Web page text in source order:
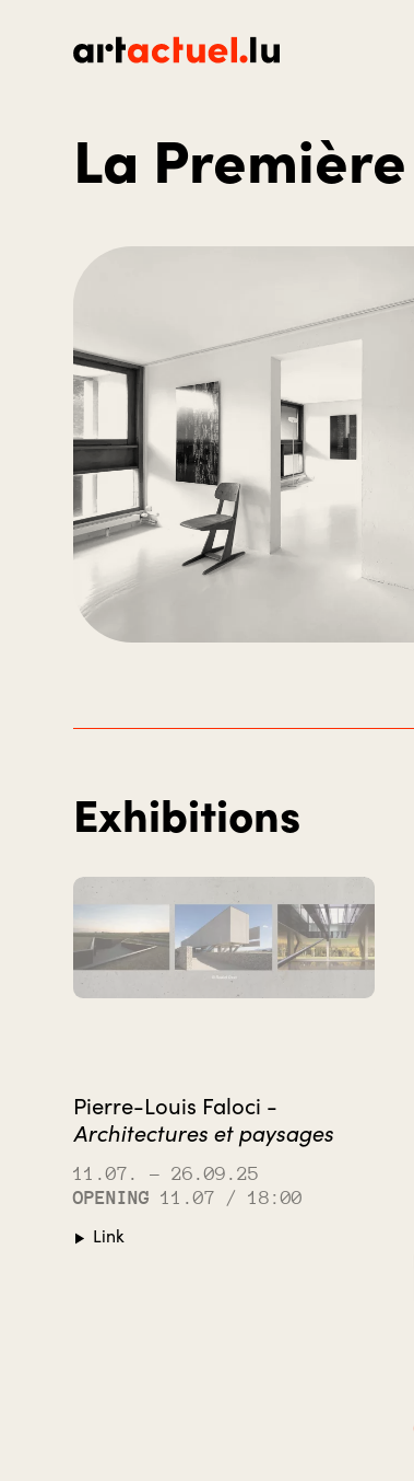
La
Exhibitions
Pierre-Louis Faloci -
Architectures et paysages
11.07.
– 26.09.25
OPENING 11.07 / 18:00
Link